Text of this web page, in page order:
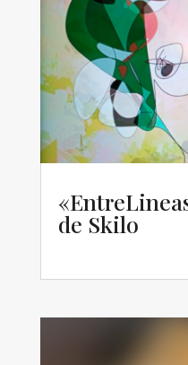
de Skilo